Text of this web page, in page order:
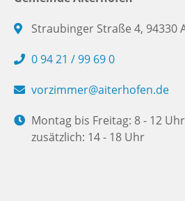
Straubinger Straße 4, 94330
0 94 21 / 99 69 0
vorzimmer@aiterhofen.de
Montag bis Freitag: 8 - 12
zusätzlich: 14 - 18 Uhr